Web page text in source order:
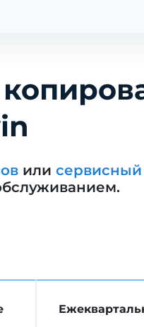
или сервисный